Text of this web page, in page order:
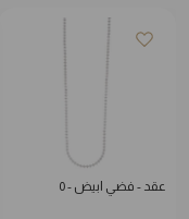
عقد - فضي ابيض - 0